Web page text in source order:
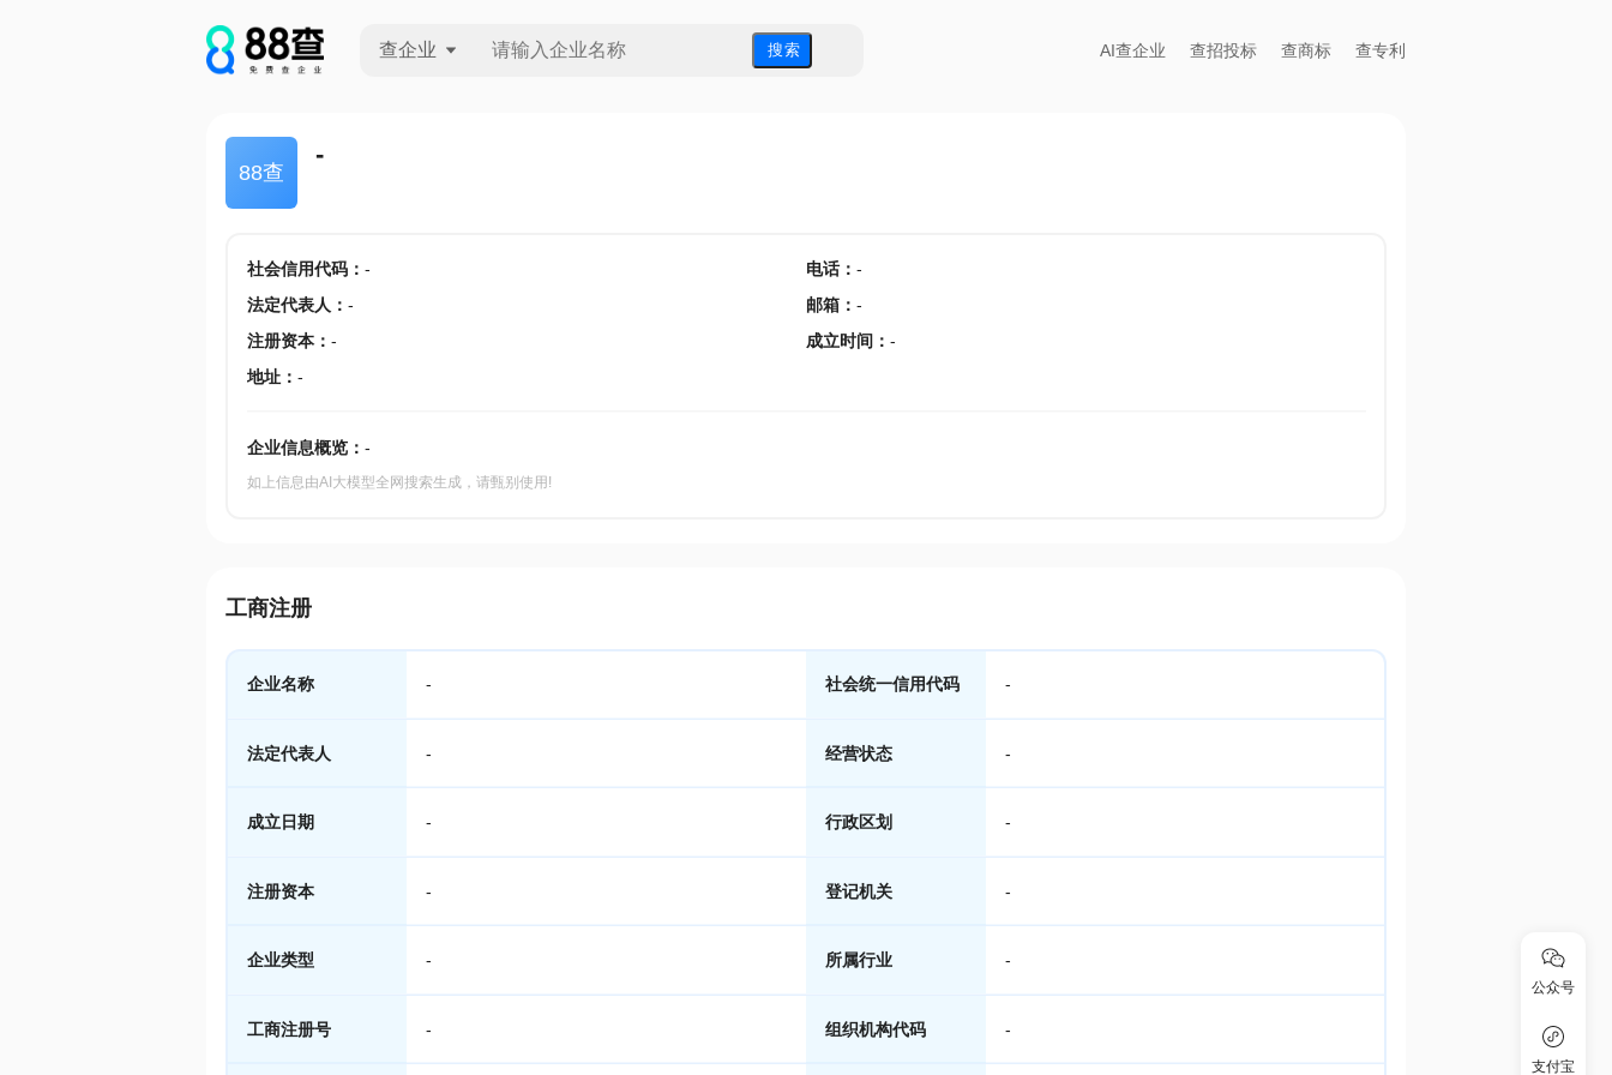
查企业 搜 索 AI查企业 查招投标 查商标 查专利
88查
-
社会信用代码： - 电话： -
法定代表人 ： - 邮箱 ： -
注册资本： - 成立时间 ： -
地址： -
企业信息概览： -
如上信息由AI大模型全网搜索生成，请甄别使用!
工商注册
企业名称 - 社会统一信用代码 -
法定代表人 - 经营状态 -
成立日期 - 行政区划 -
注册资本 - 登记机关 -
企业类型 - 所属行业 -
工商注册号 - 组织机构代码 -
公众号
支付宝